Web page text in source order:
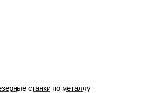
станки по металлу